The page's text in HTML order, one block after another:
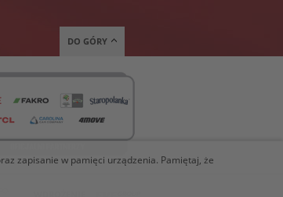
DO GÓRY
zapisanie w pamięci urządzenia. Pamiętaj, że